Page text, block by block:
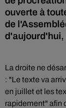
ouverte à
de
d'aujourd'hui,
La droite ne
: "Le texte va
en juillet et les
rapidement" afin